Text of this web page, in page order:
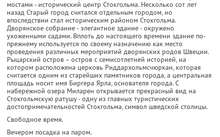
мостами - исторический центр Стокгольма. Несколько сот лет
назад Старый город считался отдельным городом, но
впоследствии стал историческим районом Стокгольма.
Дворянское собрание - элегантное здание - окружено
ухоженными садами. Вплоть до настоящего времени здание по-
прежнему используется по своему назначению как место
проведения различных мероприятий дворянских родов Швеции.
Рыцарский остров – остров с семисотлетней историей, на
котором расположена церковь Риддархольмсчюркан, которая
считается одним из старейших памятников города, а центральная
площадь носит имя Биргера Ярла, основателя города. С
набережной озера Миларен открывается прекрасный вид на
Стокгольмскую ратушу - одну из главных туристических
достопримечательностей Стокгольма, символ шведской столицы.
Свободное время.
Вечером посадка на паром.